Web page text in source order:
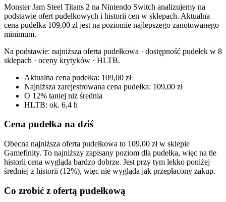
Monster Jam Steel Titans 2 na Nintendo Switch analizujemy na
podstawie ofert pudełkowych i historii cen w sklepach. Aktualna
cena pudełka 109,00 zł jest na poziomie najlepszego zanotowanego
minimum.
Na podstawie: najniższa oferta pudełkowa · dostępność pudełek w 8
sklepach · oceny krytyków · HLTB.
Aktualna cena pudełka: 109,00 zł
Najniższa zarejestrowana cena pudełka: 109,00 zł
O 12% taniej niż średnia
HLTB: ok. 6,4 h
Cena pudełka na dziś
Obecna najniższa oferta pudełkowa to 109,00 zł w sklepie
Gamefinity. To najniższy zapisany poziom dla pudełka, więc na tle
historii cena wygląda bardzo dobrze. Jest przy tym lekko poniżej
średniej z historii (12%), więc nie wygląda jak przepłacony zakup.
Co zrobić z ofertą pudełkową